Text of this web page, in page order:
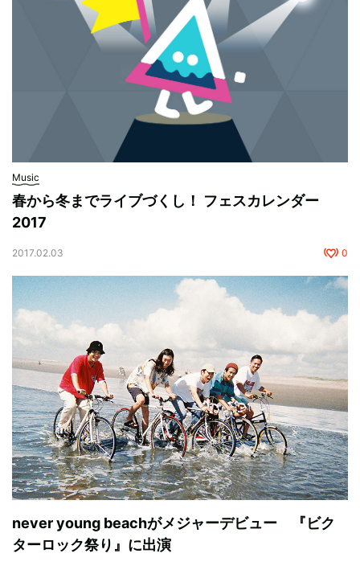
Music
春から冬までライブづくし！ フェスカレンダー
2017
2017.02.03 0
never young beachがメジャーデビュー 『ビク
ターロック祭り』に出演